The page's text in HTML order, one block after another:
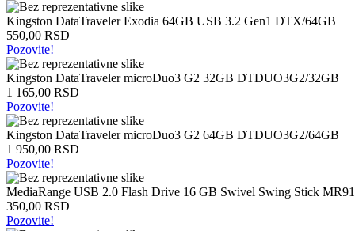
Intel
procesori
AMD
procesori
Memorije
Memorije
za
stone
računare
Memorije
za
laptop
računare
Hard
diskovi
Kingston DataTraveler Exodia 64GB USB 3.2 Gen1 DTX/64GB
550,00 RSD
Pozovite!
Kingston DataTraveler microDuo3 G2 32GB DTDUO3G2/32GB
1 165,00 RSD
Pozovite!
Kingston DataTraveler microDuo3 G2 64GB DTDUO3G2/64GB
1 950,00 RSD
Pozovite!
MediaRange USB 2.0 Flash Drive 16 GB Swivel Swing Stick
350,00 RSD
Pozovite!